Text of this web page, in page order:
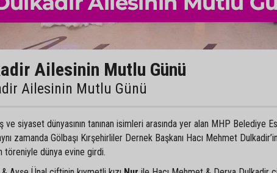
Ailesinin Mutlu Günü
Ailesinin Mutlu Günü
ve siyaset dünyasının tanınan isimleri arasında yer alan MHP Belediye
zamanda Gölbaşı Kırşehirliler Dernek Başkanı Hacı Mehmet
töreniyle dünya evine girdi.